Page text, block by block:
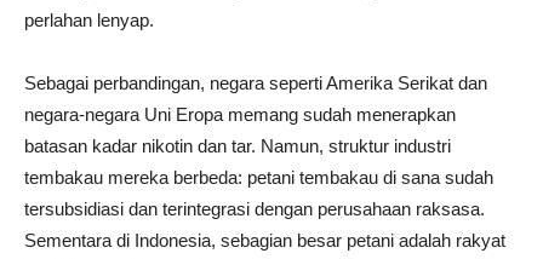
perlahan lenyap.
Sebagai perbandingan, negara seperti Amerika Serikat dan
negara-negara Uni Eropa memang sudah menerapkan
batasan kadar nikotin dan tar. Namun, struktur industri
tembakau mereka berbeda: petani tembakau di sana sudah
tersubsidiasi dan terintegrasi dengan perusahaan raksasa.
Sementara di Indonesia, sebagian besar petani adalah rakyat